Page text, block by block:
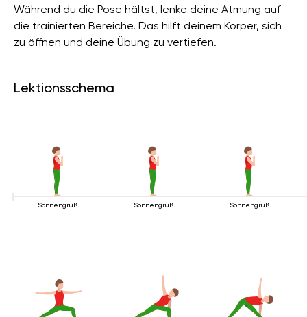
Während du die Pose hältst, lenke deine Atmung auf
die trainierten Bereiche. Das hilft deinem Körper, sich
zu öffnen und deine Übung zu vertiefen.
Lektionsschema
Sonnengruß Sonnengruß Sonnengruß